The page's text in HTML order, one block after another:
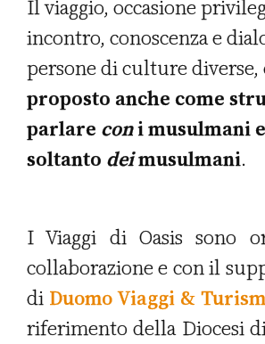
Il viaggio, occasione
incontro, conoscenza e
persone di culture
proposto anche come
parlare coni musulmani
soltanto deimusulmani.
I Viaggi di Oasis sono
collaborazione e con il
di Duomo Viaggi &
riferimento della Diocesi